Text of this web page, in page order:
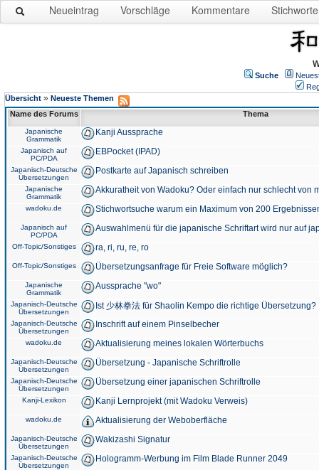
Neueintrag Vorschläge Kommentare Stichworte
Suche
Übersicht » Neueste Themen
Name des Forums
Thema
Japanische
Grammatik
Kanji Aussprache
Japanisch auf
PC/PDA
EBPocket (IPAD)
Japanisch-Deutsche
Übersetzungen
Postkarte auf Japanisch schreiben
Japanische
Grammatik
Akkuratheit von Wadoku? Oder einfach nur schlecht von
wadoku.de Stichwortsuche warum ein Maximum von 200
Japanisch auf
PC/PDA
Auswahlmenü für die japanische Schriftart wird nur auf
Off-Topic/Sonstiges ra, ri, ru, re, ro
Off-Topic/Sonstiges Übersetzungsanfrage für Freie Software möglich?
Japanische
Grammatik
Aussprache "wo"
Japanisch-Deutsche
Übersetzungen
Ist 少林拳法 für Shaolin Kempo die richtige Übersetzung?
Japanisch-Deutsche
Übersetzungen
Inschrift auf einem Pinselbecher
wadoku.de Aktualisierung meines lokalen Wörterbuchs
Japanisch-Deutsche
Übersetzungen
Übersetzung - Japanische Schriftrolle
Japanisch-Deutsche
Übersetzungen
Übersetzung einer japanischen Schriftrolle
Kanji-Lexikon Kanji Lernprojekt (mit Wadoku Verweis)
wadoku.de Aktualisierung der Weboberfläche
Japanisch-Deutsche
Übersetzungen
Wakizashi Signatur
Japanisch-Deutsche
Übersetzungen
Hologramm-Werbung im Film Blade Runner 2049